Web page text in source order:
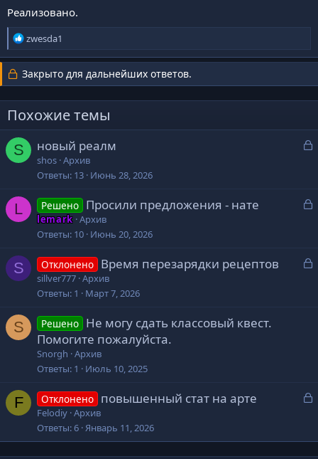
Реализовано.
Р
е
а
к
ц
и
и
:
zwesda1
Закрыто для дальнейших ответов.
Похожие темы
S
З
новый реалм
shos Архив
Ответы 13 Июнь 28, 2026
L
З
Решено Просили предложения - нате
lemark Архив
Ответы 10 Июнь 20, 2026
S
З
Отклонено Время перезарядки рецептов
sillver777 Архив
Ответы 1 Март 7, 2026
S Решено Не могу сдать классовый квест.
Помогите пожалуйста.
Snorgh Архив
Ответы 1 Июль 10, 2025
F
З
р
Отклонено повышенный стат на арте
Felodiy Архив
Ответы 6 Январь 11, 2026